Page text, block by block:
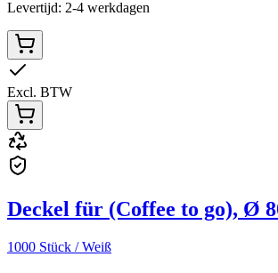
Levertijd: 2-4 werkdagen
Excl. BTW
Deckel für (Coffee to go), Ø
1000 Stück / Weiß